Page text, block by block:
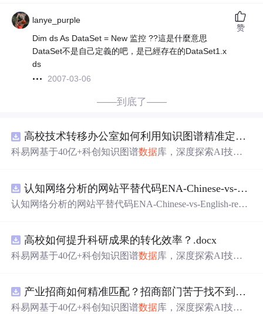
lanye_purple
Dim ds As DataSet = New 监控 ??這是什麼意思
DataSet不是自己定義的吧，是已經存在的DataSet1.x
ds
2007-03-06
赞
——到底了——
高校技术转移办公室如何利用知识图谱精准定位产业需求与技术适配点？.docx
科易网基于40亿+科创知识图谱数据库，深度探索AI技术
新领域的AI+数智化解决方案，推动科技创新与产业创新
智能化发展。
认知网络分析的网站平替代码ENA-Chinese-vs-English-reproducible.zip
认知网络分析的网站平替代码ENA-Chinese-vs-English-repro
高校如何提升科研成果的转化效率？.docx
科易网基于40亿+科创知识图谱数据库，深度探索AI技术
新领域的AI+数智化解决方案，推动科技创新与产业创新
智能化发展。
产业招商如何精准匹配？招商部门苦于找不到符合产业链补链强链方向的目标企业怎么办？.docx
科易网基于40亿+科创知识图谱数据库，深度探索AI技术